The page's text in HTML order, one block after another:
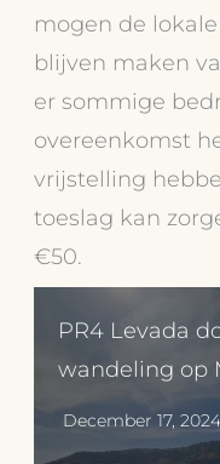
mogen de
blijven maken
er sommige
overeenkomst
vrijstelling
toeslag kan
€50.
PR4 Levada
wandeling op
December 17, 2024